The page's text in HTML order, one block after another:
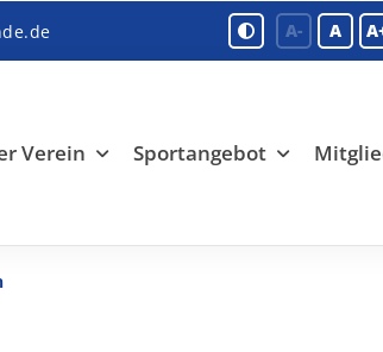
A- A
Verein Sportangebot